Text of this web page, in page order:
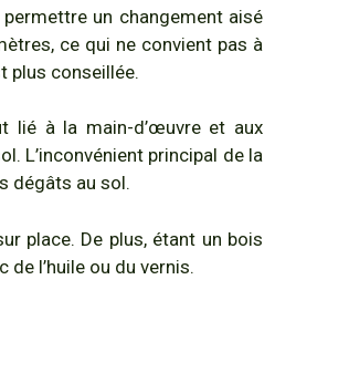
un changement aisé
ce qui ne convient pas à
plus conseillée.
lié à la main-d’œuvre et aux
L’inconvénient principal de la
dégâts au sol.
place. De plus, étant un bois
l’huile ou du vernis.